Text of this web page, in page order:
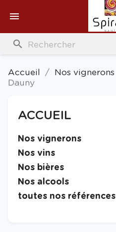

search
Accueil Nos vignerons
Dauny
ACCUEIL
Nos vignerons
Nos vins
Nos bières
Nos alcools
toutes nos références